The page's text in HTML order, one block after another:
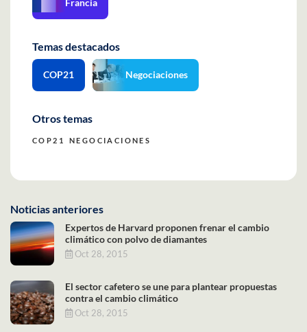
Temas destacados
COP21 Negociaciones
Otros temas
COP21 NEGOCIACIONES
Noticias anteriores
Expertos de Harvard proponen frenar el cambio
climático con polvo de diamantes
Oct 28, 2015
El sector cafetero se une para plantear propuestas
contra el cambio climático
Oct 28, 2015